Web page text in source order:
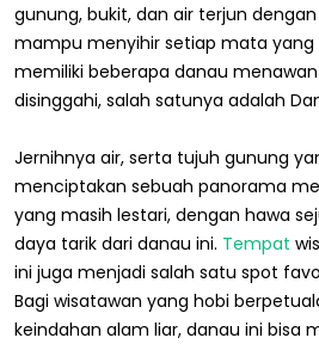
gunung, bukit, dan air terjun
mampu menyihir setiap mata yang
memiliki beberapa danau
disinggahi, salah satunya adalah
Jernihnya air, serta tujuh gunung
menciptakan sebuah panorama
yang masih lestari, dengan hawa
daya tarik dari danau ini. Tempat
ini juga menjadi salah satu spot
Bagi wisatawan yang hobi
keindahan alam liar, danau ini bisa